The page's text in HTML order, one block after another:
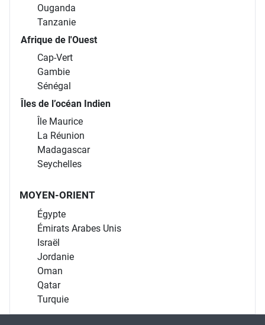
Ouganda
Tanzanie
Afrique de l'Ouest
Cap-Vert
Gambie
Sénégal
Îles de l’océan Indien
Île Maurice
La Réunion
Madagascar
Seychelles
MOYEN-ORIENT
Égypte
Émirats Arabes Unis
Israël
Jordanie
Oman
Qatar
Turquie